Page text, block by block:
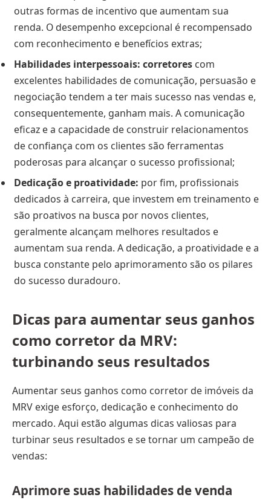
outras formas de incentivo que aumentam sua
renda. O desempenho excepcional é recompensado
com reconhecimento e benefícios extras;
Habilidades interpessoais: corretores com
excelentes habilidades de comunicação, persuasão e
negociação tendem a ter mais sucesso nas vendas e,
consequentemente, ganham mais. A comunicação
eficaz e a capacidade de construir relacionamentos
de confiança com os clientes são ferramentas
poderosas para alcançar o sucesso profissional;
Dedicação e proatividade: por fim, profissionais
dedicados à carreira, que investem em treinamento e
são proativos na busca por novos clientes,
geralmente alcançam melhores resultados e
aumentam sua renda. A dedicação, a proatividade e a
busca constante pelo aprimoramento são os pilares
do sucesso duradouro.
Dicas para aumentar seus ganhos
como corretor da MRV:
turbinando seus resultados
Aumentar seus ganhos como corretor de imóveis da
MRV exige esforço, dedicação e conhecimento do
mercado. Aqui estão algumas dicas valiosas para
turbinar seus resultados e se tornar um campeão de
vendas:
Aprimore suas habilidades de venda